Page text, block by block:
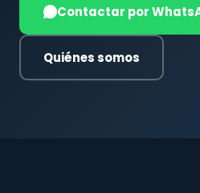
Contactar por
Quiénes somos